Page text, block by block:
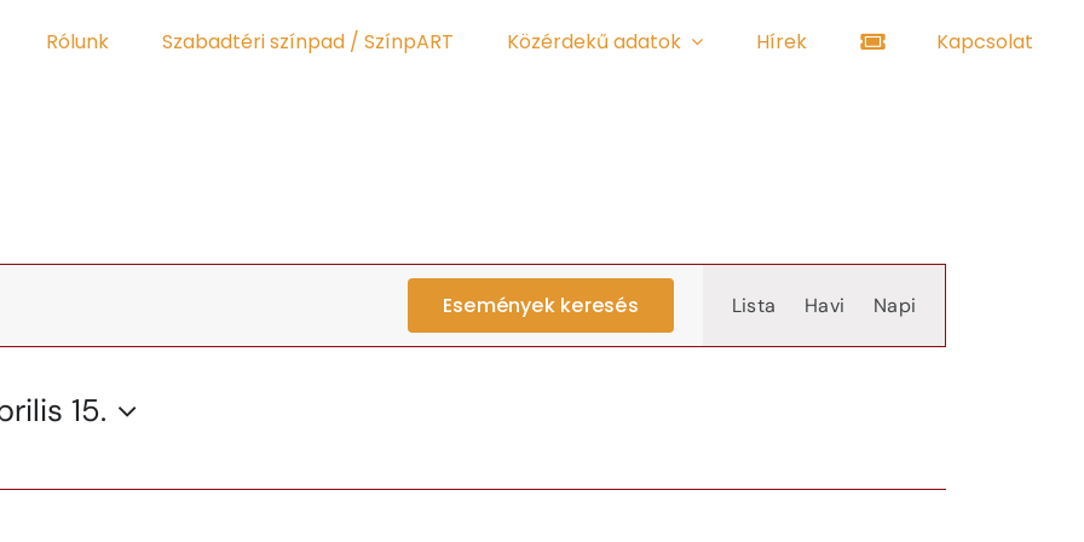
Rólunk Szabadtéri színpad / SzínpART Közérdekű adatok Hírek Kapcsolat
Események keresés
Event
Views
Lista Havi Napi
15.